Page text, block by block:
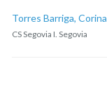
Torres Barriga, Corina
CS Segovia I. Segovia